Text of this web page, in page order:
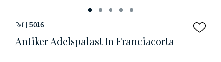
Ref | 5016
Antiker Adelspalast In Franciacorta